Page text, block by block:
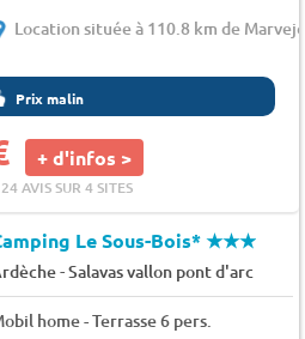
Location située à 110.8 km de
Prix malin
+ d'infos >
24 AVIS SUR 4 SITES
Le Sous-Bois*★★★
-Salavas vallon pont d'arc
home - Terrasse 6 pers.